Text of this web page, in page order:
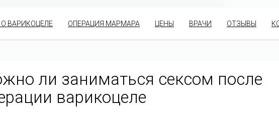
О ВАРИКОЦЕЛЕ ОПЕРАЦИЯ МАРМАРА ЦЕНЫ ВРАЧИ ОТЗЫВЫ
ли заниматься сексом после
варикоцеле